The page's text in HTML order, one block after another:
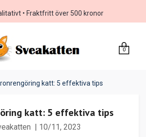
• Fraktfritt över 500 kronor
0
katt: 5 effektiva tips
katt: 5 effektiva tips
10/11, 2023